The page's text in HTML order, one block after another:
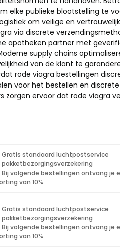
elke publieke blootstelling te
om veilige en
via discrete
apotheken partner met
supply chains
van de klant te
rode viagra bestellingen
voor het bestellen en
zorgen ervoor dat rode viagra
Gratis standaard luchtpostservice
pakketbezorgingsverzekering
Bij volgende bestellingen ontvang je
van 10%.
Gratis standaard luchtpostservice
pakketbezorgingsverzekering
Bij volgende bestellingen ontvang je
van 10%.